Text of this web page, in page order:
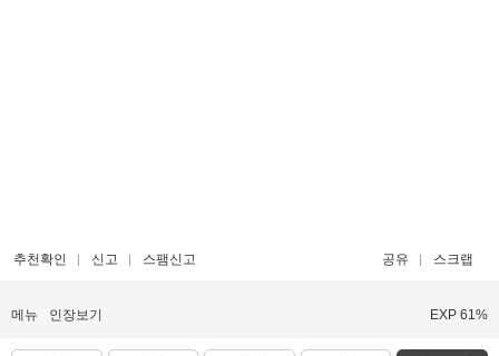
추천확인 신고 스팸신고 공유 스크랩
메뉴 인장보기 EXP 61%